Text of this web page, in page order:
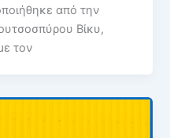
από την
Βίκυ,
τον